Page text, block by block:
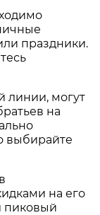
праздники.
линии, могут
на
выбирайте
на его
пиковый